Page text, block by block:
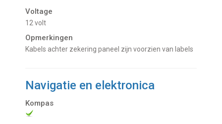
Voltage
12 volt
Opmerkingen
Kabels achter zekering paneel zijn voorzien van labels
Navigatie en elektronica
Kompas